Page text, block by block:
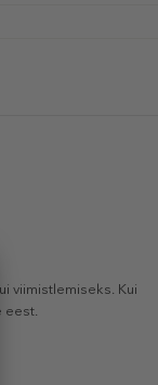
viimistlemiseks. Kui
eest.